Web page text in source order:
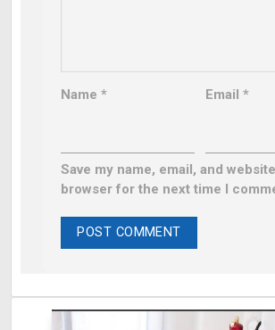
Name * Email*
Save my name, email, and
browser for the next time I